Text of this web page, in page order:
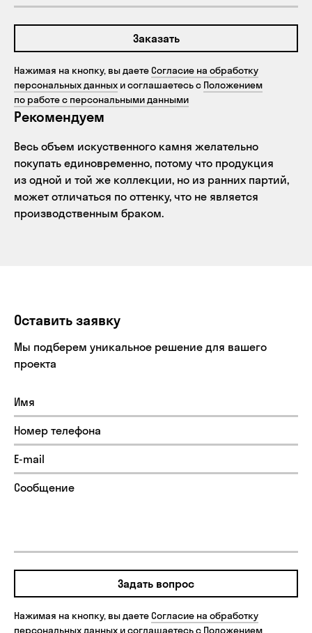
Заказать
Нажимая на кнопку, вы даетеСогласие на обработку
персональных данных и соглашаетесь с Положением
по работе с персональными данными
Рекомендуем
Весь объем искуственного камня желательно
покупать единовременно, потому что продукция
из одной и той же коллекции, но из ранних партий,
может отличаться по оттенку, что не является
производственным браком.
Оставить заявку
Мы подберем уникальное решение для вашего
проекта
Задать вопрос
Нажимая на кнопку, вы даетеСогласие на обработку
персональных данных и соглашаетесь с Положением